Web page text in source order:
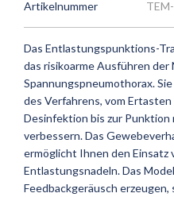
Artikelnummer
Das Entlastungspunktions-
das risikoarme Ausführen der
Spannungspneumothorax.
des Verfahrens, vom
Desinfektion bis zur Punktion
verbessern. Das
ermöglicht Ihnen den Einsatz
Entlastungsnadeln. Das
Feedbackgeräusch erzeugen,